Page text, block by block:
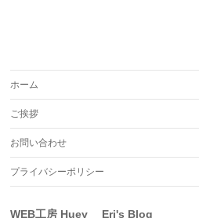
ホーム
ご挨拶
お問い合わせ
プライバシーポリシー
WEB工房 Huey Eri's Blog